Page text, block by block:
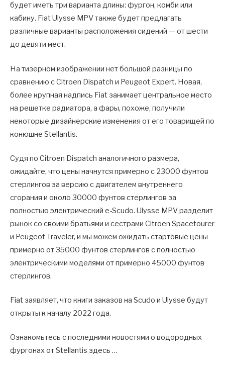
будет иметь три варианта длины: фургон, комби или
кабину. Fiat Ulysse MPV также будет предлагать
различные варианты расположения сидений — от шести
до девяти мест.
На тизерном изображении нет большой разницы по
сравнению с Citroen Dispatch и Peugeot Expert. Новая,
более крупная надпись Fiat занимает центральное место
на решетке радиатора, а фары, похоже, получили
некоторые дизайнерские изменения от его товарищей по
конюшне Stellantis.
Судя по Citroen Dispatch аналогичного размера,
ожидайте, что цены начнутся примерно с 23000 фунтов
стерлингов за версию с двигателем внутреннего
сгорания и около 30000 фунтов стерлингов за
полностью электрический e-Scudo. Ulysse MPV разделит
рынок со своими братьями и сестрами Citroen Spacetourer
и Peugeot Traveler, и мы можем ожидать стартовые цены
примерно от 35000 фунтов стерлингов с полностью
электрическими моделями от примерно 45000 фунтов
стерлингов.
Fiat заявляет, что книги заказов на Scudo и Ulysse будут
открыты к началу 2022 года.
Ознакомьтесь с последними новостями о водородных
фургонах от Stellantis здесь …